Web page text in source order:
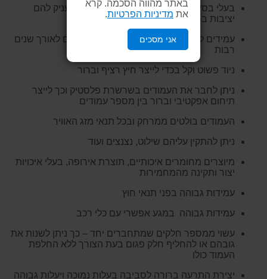
באתר מהווה הסכמה. קרא
את מדיניות הפרטיות.
אני מסכים
בעלי בסיס כבד המונע מהם ליפול ברוח ומעניק להם
יציבות ברוב תנאי מזג האוויר
עמידים לקרני השמש, אינם מתכלים ועמידים לאורך שנים
רבות
ניוד פשוט וקל בכדי לייצר חיץ רציף וברור
ניתן לחבר את העמודים בשרשרת פלסטיק וכך לייצר
תיחום אפקטיבי וברור בין מספר עמודים
העמודים בולטים ממרחק ובכל תנאי מזג האוויר
ניתן להתקין עליהם שילוט, נצנצים ועוד
מיוצרים מחומרים איכותיים, תוצרת אירופה, בעלי איכויות
יצור ותקינה מהמחמירות
עמידות גבוהה בפני תנאי חוץ
עמידות גבוהה במגע אפשרי עם כלי רכב
עשוי ממספר חלקים שמתחברים יחד – כך ניתן לשנות את
גובהם או להחליף חלק פגום בעת הצורך ללא החלפת
העמוד כולו
יצירת התרעה ברורה לסביבה בעלות נמוכה ויעלות גבוהה